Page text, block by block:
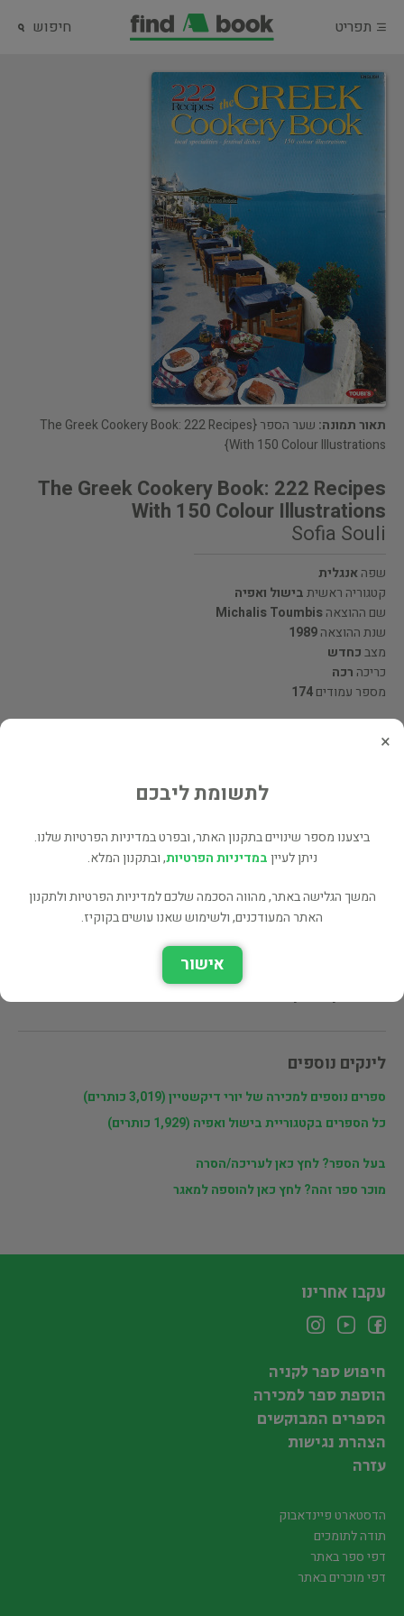
תפריט חיפוש
תאור תמונה:
שער הספר {The Greek Cookery Book: 222 Recipes
With 150 Colour Illustrations}
The Greek Cookery Book: 222 Recipes
With 150 Colour Illustrations
Sofia Souli
שפהאנגלית
קטגוריה ראשיתבישול ואפיה
שם ההוצאהMichalis Toumbis
שנת ההוצאה1989
מצבכחדש
כריכה רכה
מספר עמודים174
מחיר 50 ₪
לינקים נוספים
ספרים נוספים למכירה של יורי דיקשטיין (3,019 כותרים)
כל הספרים בקטגוריית בישול ואפיה (1,929 כותרים)
בעל הספר? לחץ כאן לעריכה/הסרה
מוכר ספר זהה? לחץ כאן להוספה למאגר
×
לתשומת ליבכם
ביצענו מספר שינויים בתקנון האתר, ובפרט במדיניות הפרטיות שלנו.
ניתן לעייןבמדיניות הפרטיות, ובתקנון המלא.
המשך הגלישה באתר, מהווה הסכמה שלכם למדיניות הפרטיות ולתקנון
האתר המעודכנים, ולשימוש שאנו עושים בקוקיז.
אישור
עקבו אחרינו
חיפוש ספר לקניה
הוספת ספר למכירה
הספרים המבוקשים
הצהרת נגישות
עזרה
הדסטארט פיינדאבוק
תודה לתומכים
דפי ספר באתר
דפי מוכרים באתר